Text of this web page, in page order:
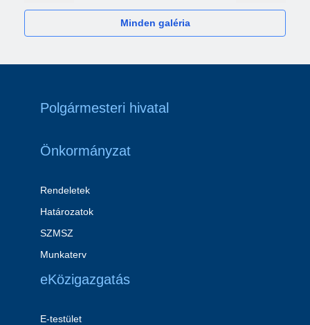
Minden galéria
Polgármesteri hivatal
Önkormányzat
Rendeletek
Határozatok
SZMSZ
Munkaterv
eKözigazgatás
E-testület